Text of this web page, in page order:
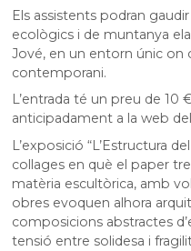
Els assistents podran
ecològics i de muntanya
Jové, en un entorn únic on
contemporani.
L’entrada té un preu de 10
anticipadament a la web
L’exposició “L’Estructura
collages en què el paper
matèria escultòrica, amb
obres evoquen alhora
composicions abstractes
tensió entre solidesa i